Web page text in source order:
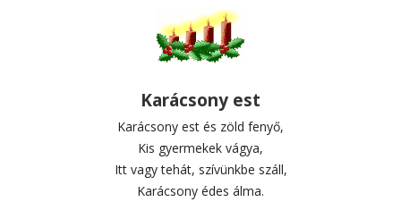
Karácsony est
Karácsony est és zöld fenyő,
Kis gyermekek vágya,
Itt vagy tehát, szívünkbe száll,
Karácsony édes álma.